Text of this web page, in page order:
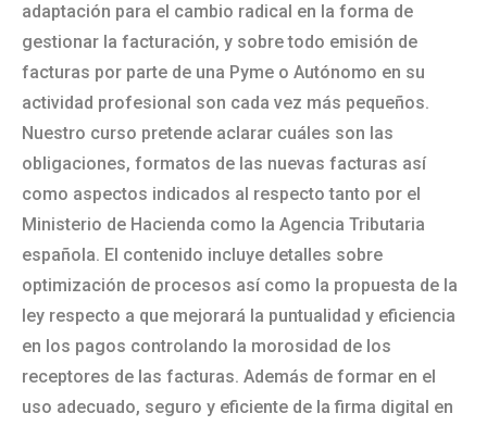
adaptación para el cambio radical en la forma de
gestionar la facturación, y sobre todo emisión de
facturas por parte de una Pyme o Autónomo en su
actividad profesional son cada vez más pequeños.
Nuestro curso pretende aclarar cuáles son las
obligaciones, formatos de las nuevas facturas así
como aspectos indicados al respecto tanto por el
Ministerio de Hacienda como la Agencia Tributaria
española. El contenido incluye detalles sobre
optimización de procesos así como la propuesta de la
ley respecto a que mejorará la puntualidad y eficiencia
en los pagos controlando la morosidad de los
receptores de las facturas. Además de formar en el
uso adecuado, seguro y eficiente de la firma digital en